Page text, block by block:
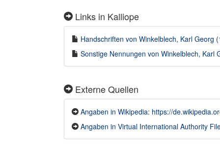
Links in Kalliope
Handschriften von Winkelblech, Karl Georg
Sonstige Nennungen von Winkelblech, Karl
Externe Quellen
Angaben in Wikipedia: https://
Angaben in Virtual International Authority